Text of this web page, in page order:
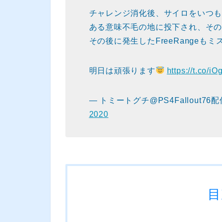
チャレンジ消化後、サイロをいつ
ある意味不毛の地に投下され、そ
その後に発生したFreeRangeもミ
明日は頑張ります https://t.co/
— トミートグチ@PS4Fallout76
2020